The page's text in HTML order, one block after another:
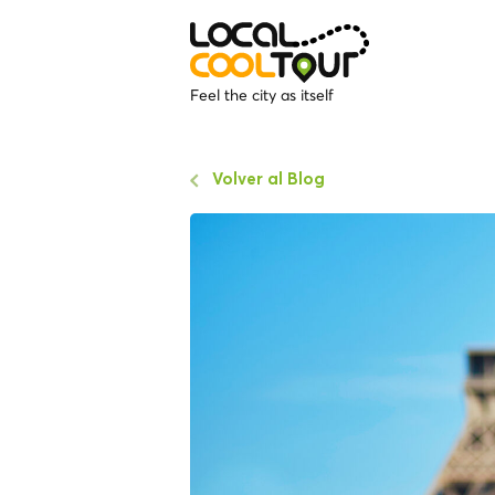
Feel the city as itself
Volver al Blog